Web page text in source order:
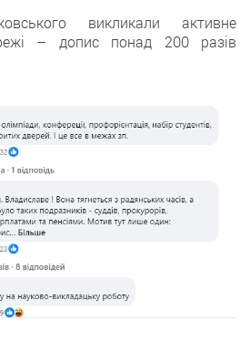
викликали активне
– допис понад 200 разів